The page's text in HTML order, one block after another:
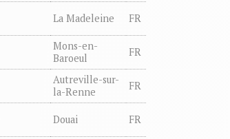
La Madeleine FR
Mons-en-
Baroeul
FR
Autreville-sur-
la-Renne
FR
Douai FR